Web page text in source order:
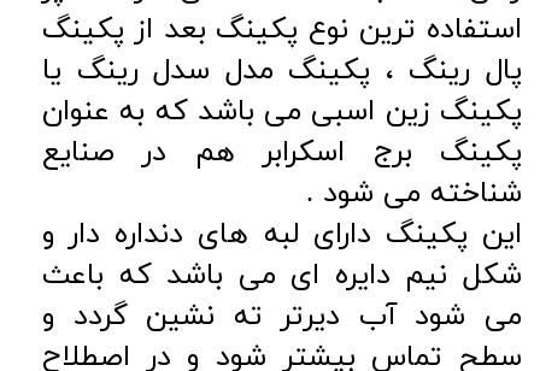
استفاده ترین نوع پکینگ بعد از پکینگ
پال رینگ ، پکینگ مدل سدل رینگ یا
پکینگ زین اسبی می باشد که به عنوان
پکینگ برج اسکرابر هم در صنایع
شناخته می شود .
این پکینگ دارای لبه های دنداره دار و
شکل نیم دایره ای می باشد که باعث
می شود آب دیرتر ته نشین گردد و
سطح تماس بیشتر شود و در اصطلاح